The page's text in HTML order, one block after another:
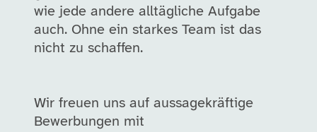
wie jede andere alltägliche Aufgabe
auch. Ohne ein starkes Team ist das
nicht zu schaffen.
Wir freuen uns auf aussagekräftige
Bewerbungen mit